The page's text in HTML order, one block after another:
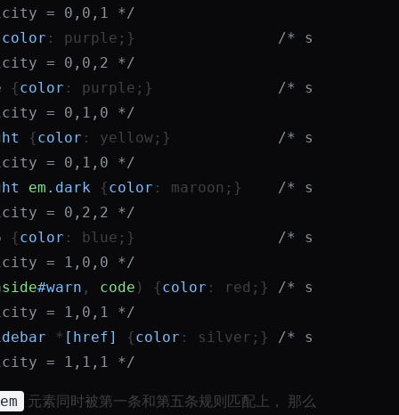
= 0,0,1 */
color : purple;} /* s
= 0,0,2 */
{color : purple;} /* s
= 0,1,0 */
{color : yellow;} /* s
= 0,1,0 */
em .dark {color : maroon;} /* s
= 0,2,2 */
{color : blue;} /* s
= 1,0,0 */
#warn , code ) {color : red;} /* s
= 1,0,1 */
* [href] {color : silver;} /* s
= 1,1,1 */
em
元素同时被第一条和第五条规则匹配上， 那么